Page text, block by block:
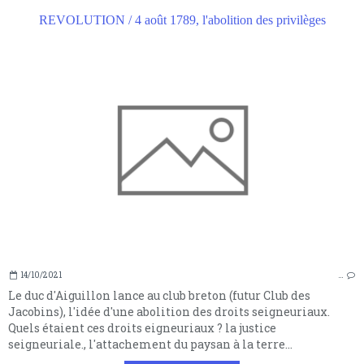
REVOLUTION / 4 août 1789, l'abolition des privilèges
14/10/2021
Le duc d'Aiguillon lance au club breton (futur Club des
Jacobins), l'idée d'une abolition des droits seigneuriaux.
Quels étaient ces droits eigneuriaux ? la justice
seigneuriale., l'attachement du paysan à la terre...